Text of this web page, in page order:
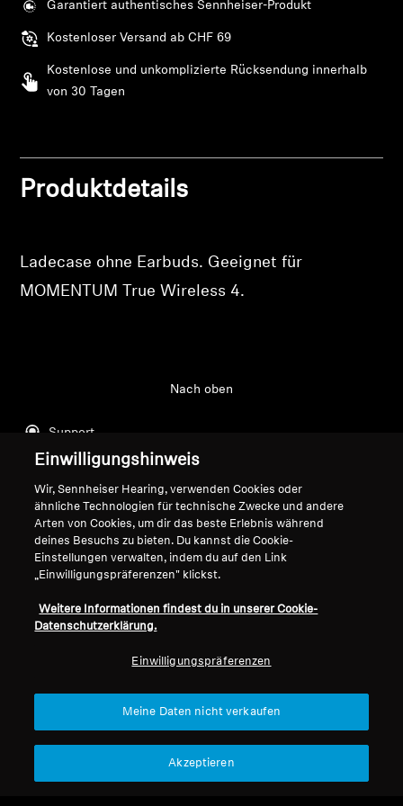
Professionell
Garantiert authentisches Sennheiser-Produkt
Kostenloser Versand ab CHF 69
Kostenlose und unkomplizierte Rücksendung innerhalb
von 30 Tagen
Produktdetails
Ladecase ohne Earbuds. Geeignet für
MOMENTUM True Wireless 4.
Support
Nach oben
Impressum
Globale Datenschutzrichtlinie
Allgemeine
Geschäftsbedingungen für
Richtlinie zur koordinierten
Offenlegung von
Unser Unternehmen
Karriere bei Sonova
Sennheiser Consumer
© 2026 Sonova Consumer Hearing GmbH
Einwilligungshinweis
Wir, Sennheiser Hearing, verwenden Cookies oder
ähnliche Technologien für technische Zwecke und andere
Arten von Cookies, um dir das beste Erlebnis während
deines Besuchs zu bieten. Du kannst die Cookie-
Einstellungen verwalten, indem du auf den Link
„Einwilligungspräferenzen" klickst.
Weitere Informationen findest du in unserer Cookie-
Datenschutzerklärung.
Einwilligungspräferenzen
Meine Daten nicht verkaufen
Akzeptieren
Anmeldung erforderlich
Melden Sie sich bei Ihrem Konto an, um
Produkte zu Ihrer Wunschliste hinzuzufügen und
Ihre zuvor gespeicherten Artikel anzuzeigen.